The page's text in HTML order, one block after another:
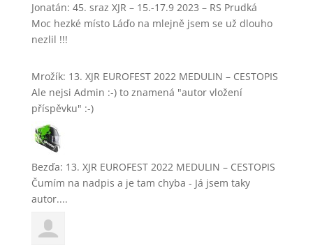
Jonatán: 45. sraz XJR – 15.-17.9 2023 – RS Prudká
Moc hezké místo Láďo na mlejně jsem se už dlouho
nezlil !!!
Mrožík: 13. XJR EUROFEST 2022 MEDULIN – CESTOPIS
Ale nejsi Admin :-) to znamená "autor vložení
příspěvku" :-)
Bezďa: 13. XJR EUROFEST 2022 MEDULIN – CESTOPIS
Čumím na nadpis a je tam chyba - Já jsem taky
autor....